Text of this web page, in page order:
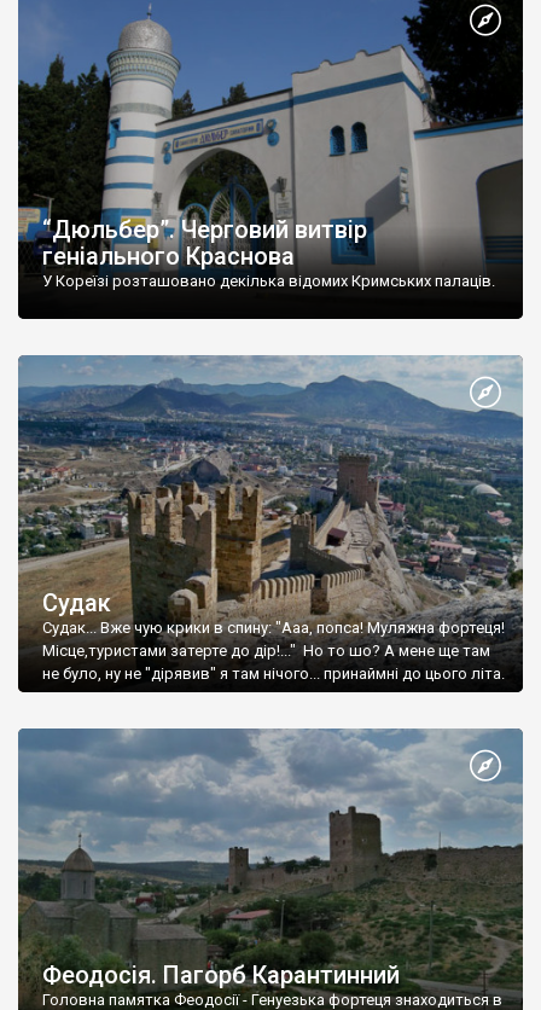
“Дюльбер”. Черговий витвір
геніального Краснова
У Кореїзі розташовано декілька відомих Кримських палаців.
Судак
Судак... Вже чую крики в спину: "Ааа, попса! Муляжна фортеця!
Місце,туристами затерте до дір!..." Но то шо? А мене ще там
не було, ну не "дірявив" я там нічого... принаймні до цього літа.
Феодосія. Пагорб Карантинний
Головна памятка Феодосії - Генуезька фортеця знаходиться в